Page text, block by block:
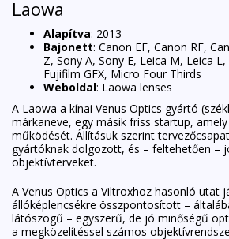
Laowa
Alapítva: 2013
Bajonett: Canon EF, Canon RF,
Z, Sony A, Sony E, Leica M, Leica
Fujifilm GFX, Micro Four Thirds
Weboldal: Laowa lenses
A Laowa a kínai Venus Optics gyártó
márkaneve, egy másik friss startup,
működését. Állításuk szerint
gyártóknak dolgozott, és – feltehetően –
objektívterveket.
A Venus Optics a Viltroxhoz hasonló utat
állóképlencsékre összpontosított –
látószögű – egyszerű, de jó minőségű
a megközelítéssel számos